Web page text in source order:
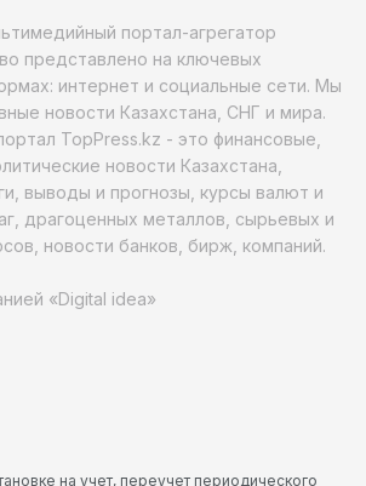
портал-агрегатор
представлено на ключевых
интернет и социальные сети. Мы
новости Казахстана, СНГ и мира.
TopPress.kz - это финансовые,
новости Казахстана,
выводы и прогнозы, курсы валют и
драгоценных металлов, сырьевых и
новости банков, бирж, компаний.
«Digital idea»
на учет, переучет периодического